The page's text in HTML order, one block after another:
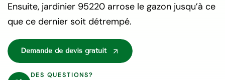
Ensuite, jardinier 95220 arrose le gazon jusqu’à ce
que ce dernier soit détrempé.
Demande de devis gratuit
DES QUESTIONS?